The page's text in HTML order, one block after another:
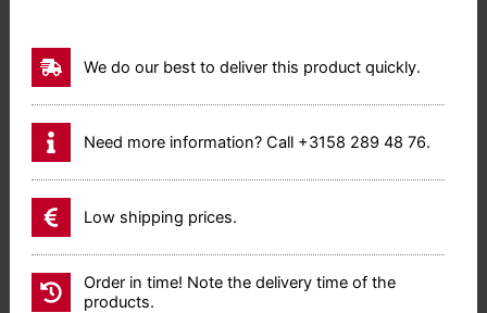
We do our best to deliver this product quickly.
Need more information? Call +3158 289 48 76.
Low shipping prices.
Order in time! Note the delivery time of the
products.